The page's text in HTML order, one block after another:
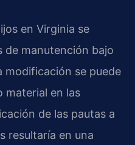
en Virginia se
de manutención bajo
modificación se puede
material en las
de las pautas a
resultaría en una